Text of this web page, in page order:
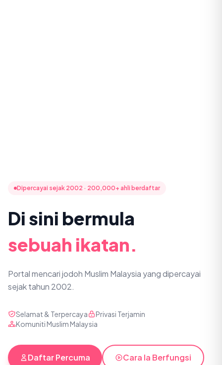
Dipercayai sejak 2002 · 200,000+ ahli berdaftar
Di sini bermula
sebuah ikatan.
Portal mencari jodoh Muslim Malaysia yang dipercayai
sejak tahun 2002.
Selamat & Terpercaya
Privasi Terjamin
Komuniti Muslim Malaysia
Daftar Percuma Cara Ia Berfungsi